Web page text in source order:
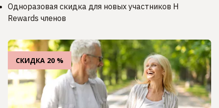
Одноразовая скидка для новых участников H
Rewards членов
СКИДКА 20 %